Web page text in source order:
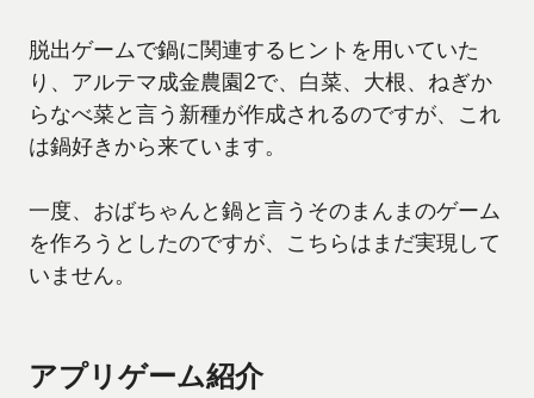
脱出ゲームで鍋に関連するヒントを用いていた
り、アルテマ成金農園2で、白菜、大根、ねぎか
らなべ菜と言う新種が作成されるのですが、これ
は鍋好きから来ています。
一度、おばちゃんと鍋と言うそのまんまのゲーム
を作ろうとしたのですが、こちらはまだ実現して
いません。
アプリゲーム紹介